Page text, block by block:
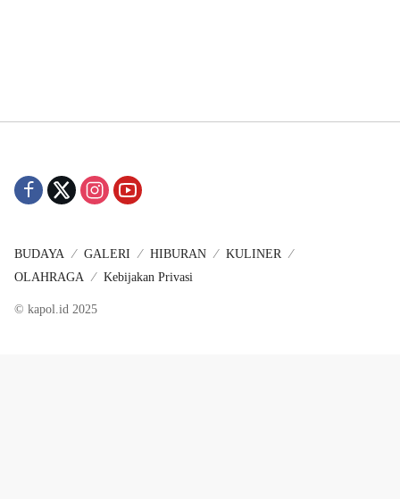
BUDAYA GALERI HIBURAN
KULINER
OLAHRAGA
Kebijakan Privasi
© kapol.id 2025